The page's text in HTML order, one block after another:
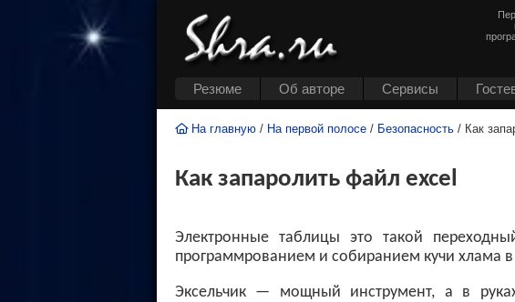
Резюме Об авторе Cервисы
На главную / На первой полосе / Безопасность / Как
Как запаролить файл excel
Электронные таблицы это такой
программрованием и собиранием кучи хлама
Эксельчик — мощный инструмент, а в